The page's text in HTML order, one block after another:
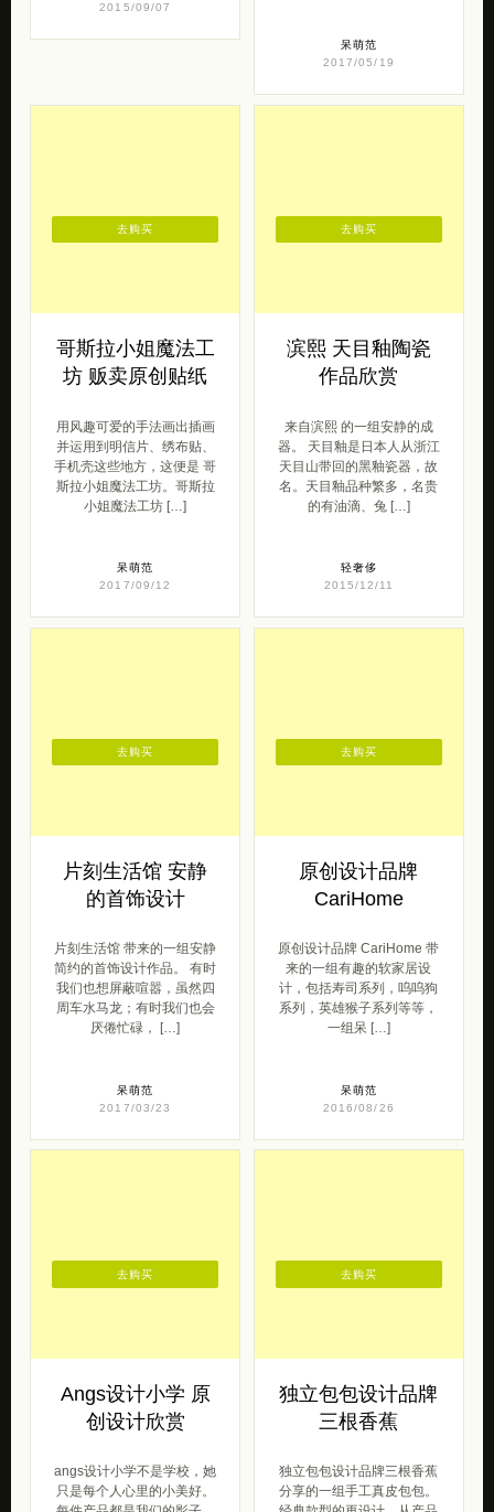
2015/09/07
呆萌范
2017/05/19
哥斯拉小姐魔法工
坊 贩卖原创贴纸
用风趣可爱的手法画出插画
并运用到明信片、绣布贴、
手机壳这些地方，这便是 哥
斯拉小姐魔法工坊。哥斯拉
小姐魔法工坊 […]
呆萌范
2017/09/12
去购买
滨熙 天目釉陶瓷
作品欣赏
来自滨熙 的一组安静的成
器。 天目釉是日本人从浙江
天目山带回的黑釉瓷器，故
名。天目釉品种繁多，名贵
的有油滴、兔 […]
轻奢侈
2015/12/11
去购买
片刻生活馆 安静
的首饰设计
片刻生活馆 带来的一组安静
简约的首饰设计作品。 有时
我们也想屏蔽喧嚣，虽然四
周车水马龙；有时我们也会
厌倦忙碌， […]
呆萌范
2017/03/23
去购买
原创设计品牌
CariHome
原创设计品牌 CariHome 带
来的一组有趣的软家居设
计，包括寿司系列，呜呜狗
系列，英雄猴子系列等等，
一组呆 […]
呆萌范
2016/08/26
去购买
Angs设计小学 原
创设计欣赏
angs设计小学不是学校，她
只是每个人心里的小美好。
去购买
独立包包设计品牌
三根香蕉
独立包包设计品牌三根香蕉
分享的一组手工真皮包包。
去购买